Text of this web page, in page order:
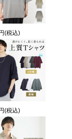
(税込)
(税込)